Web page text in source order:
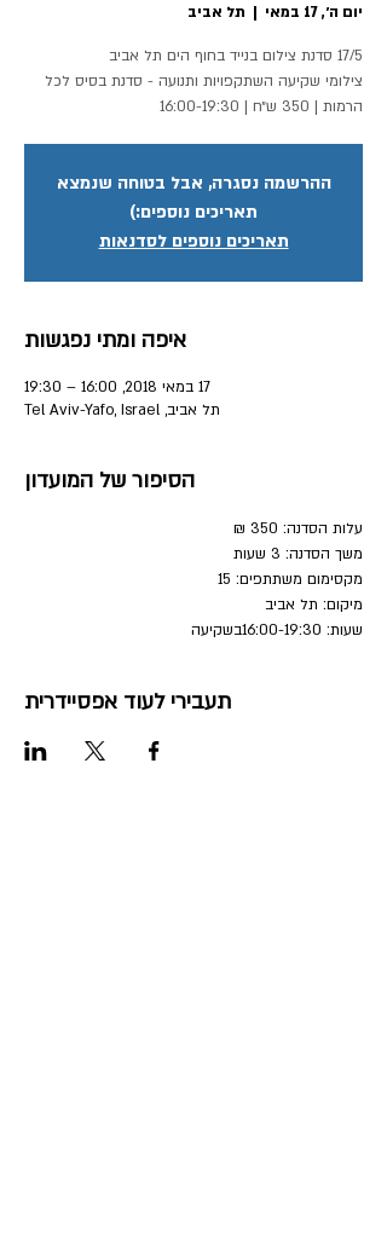
יום ה׳, 17 במאי
  |
תל אביב
צילומי שקיעה השתקפויות ותנועה - סדנת בסיס לכל
הרמות | 350 ש״ח | 16:00-19:30
ההרשמה נסגרה, אבל בטוחה שנמצא
תאריכים נוספים:)
תאריכים נוספים לסדנאות
איפה ומתי נפגשות
17 במאי 2018, 16:00 – 19:30
תל אביב, Tel Aviv-Yafo, Israel
הסיפור של המועדון
עלות הסדנה: 350 ₪
משך הסדנה: 3 שעות
מקסימום משתתפים: 15
מיקום: תל אביב
שעות: 16:00-19:30בשקיעה
תעבירי לעוד אפסיידרית